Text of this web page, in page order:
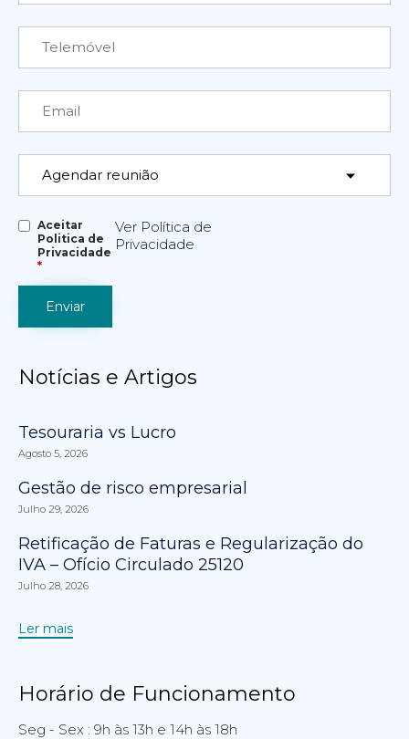
Aceitar
Politica de
Privacidade
*
Ver Política de
Privacidade
Notícias e Artigos
Tesouraria vs Lucro
Agosto 5, 2026
Gestão de risco empresarial
Julho 29, 2026
Retificação de Faturas e Regularização do
IVA – Ofício Circulado 25120
Julho 28, 2026
Ler mais
Horário de Funcionamento
Seg - Sex : 9h às 13h e 14h às 18h